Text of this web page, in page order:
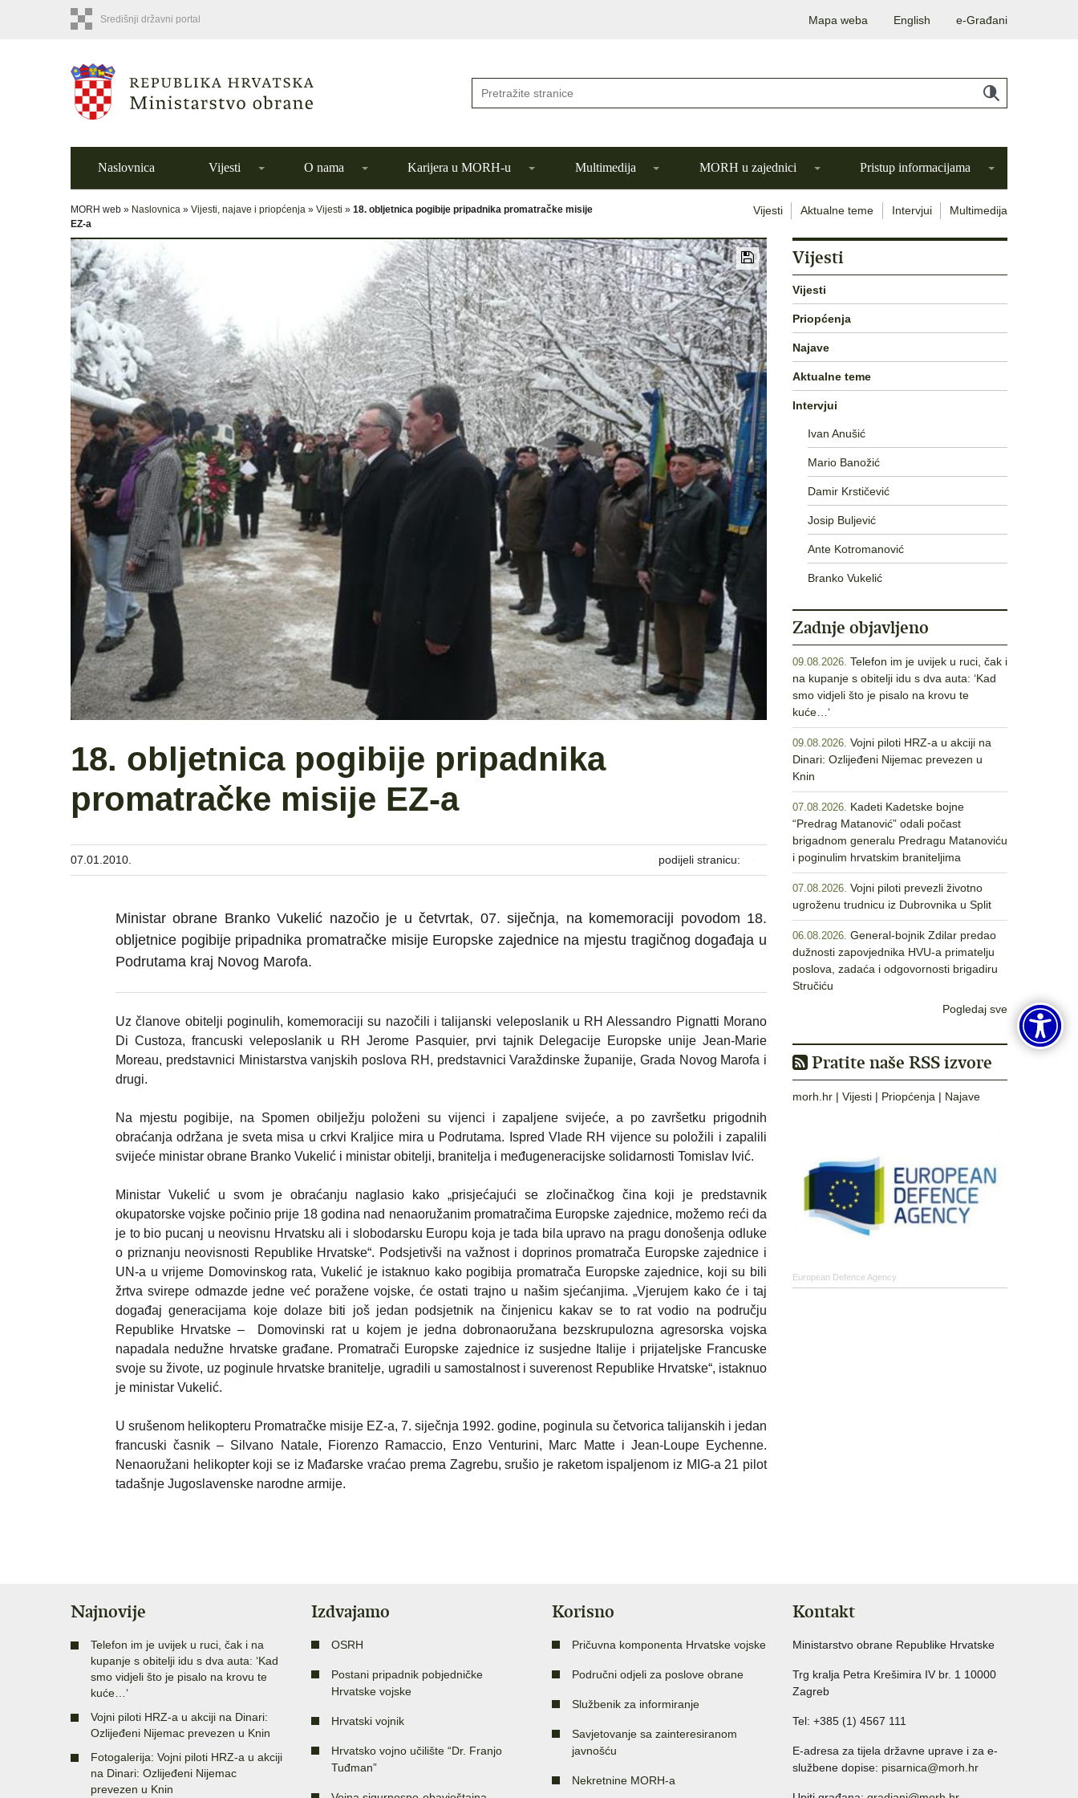
Središnji državni portal Mapa weba English e-Građani
Naslovnica Vijesti O nama Karijera u MORH-u Multimedija MORH u zajednici Pristup informacijama
MORH web » Naslovnica » Vijesti, najave i priopćenja » Vijesti » 18. obljetnica pogibije pripadnika promatračke misije
EZ-a
Vijesti Aktualne teme Intervjui Multimedija
18. obljetnica pogibije pripadnika
promatračke misije EZ-a
07.01.2010. podijeli stranicu:
Ministar obrane Branko Vukelić nazočio je u četvrtak, 07. siječnja, na komemoraciji povodom 18.
obljetnice pogibije pripadnika promatračke misije Europske zajednice na mjestu tragičnog događaja u
Podrutama kraj Novog Marofa.
Uz članove obitelji poginulih, komemoraciji su nazočili i talijanski veleposlanik u RH Alessandro Pignatti Morano
Di Custoza, francuski veleposlanik u RH Jerome Pasquier, prvi tajnik Delegacije Europske unije Jean-Marie
Moreau, predstavnici Ministarstva vanjskih poslova RH, predstavnici Varaždinske županije, Grada Novog Marofa i
drugi.
Na mjestu pogibije, na Spomen obilježju položeni su vijenci i zapaljene svijeće, a po završetku prigodnih
obraćanja održana je sveta misa u crkvi Kraljice mira u Podrutama. Ispred Vlade RH vijence su položili i zapalili
svijeće ministar obrane Branko Vukelić i ministar obitelji, branitelja i međugeneracijske solidarnosti Tomislav Ivić.
Ministar Vukelić u svom je obraćanju naglasio kako „prisjećajući se zločinačkog čina koji je predstavnik
okupatorske vojske počinio prije 18 godina nad nenaoružanim promatračima Europske zajednice, možemo reći da
je to bio pucanj u neovisnu Hrvatsku ali i slobodarsku Europu koja je tada bila upravo na pragu donošenja odluke
o priznanju neovisnosti Republike Hrvatske“. Podsjetivši na važnost i doprinos promatrača Europske zajednice i
UN-a u vrijeme Domovinskog rata, Vukelić je istaknuo kako pogibija promatrača Europske zajednice, koji su bili
žrtva svirepe odmazde jedne već poražene vojske, će ostati trajno u našim sjećanjima. „Vjerujem kako će i taj
događaj generacijama koje dolaze biti još jedan podsjetnik na činjenicu kakav se to rat vodio na području
Republike Hrvatske –
Domovinski rat u kojem je jedna dobronaoružana bezskrupulozna agresorska vojska
napadala nedužne hrvatske građane. Promatrači Europske zajednice iz susjedne Italije i prijateljske Francuske
svoje su živote, uz poginule hrvatske branitelje, ugradili u samostalnost i suverenost Republike Hrvatske“, istaknuo
je ministar Vukelić.
U srušenom helikopteru Promatračke misije EZ-a, 7. siječnja 1992. godine, poginula su četvorica talijanskih i jedan
francuski časnik – Silvano Natale, Fiorenzo Ramaccio, Enzo Venturini, Marc Mattei Jean-Loupe Eychenne.
Nenaoružani helikopter koji se iz Mađarske vraćao prema Zagrebu, srušio je raketom ispaljenom iz MIG-a 21 pilot
tadašnje Jugoslavenske narodne armije.
Vijesti
Vijesti
Priopćenja
Najave
Aktualne teme
Intervjui
Ivan Anušić
Mario Banožić
Damir Krstičević
Josip Buljević
Ante Kotromanović
Branko Vukelić
Zadnje objavljeno
09.08.2026. Telefon im je uvijek u ruci, čak i
na kupanje s obitelji idu s dva auta: ‘Kad
smo vidjeli što je pisalo na krovu te
kuće…‘
09.08.2026. Vojni piloti HRZ-a u akciji na
Dinari: Ozlijeđeni Nijemac prevezen u
Knin
07.08.2026. Kadeti Kadetske bojne
“Predrag Matanović” odali počast
brigadnom generalu Predragu Matanoviću
i poginulim hrvatskim braniteljima
07.08.2026. Vojni piloti prevezli životno
ugroženu trudnicu iz Dubrovnika u Split
06.08.2026. General-bojnik Zdilar predao
dužnosti zapovjednika HVU-a primatelju
poslova, zadaća i odgovornosti brigadiru
Stručiću
Pogledaj sve
Pratite naše RSS izvore
morh.hr | Vijesti | Priopćenja | Najave
European Defence Agency
Najnovije
Telefon im je uvijek u ruci, čak i na
kupanje s obitelji idu s dva auta: ‘Kad
smo vidjeli što je pisalo na krovu te
kuće…‘
Vojni piloti HRZ-a u akciji na Dinari:
Ozlijeđeni Nijemac prevezen u Knin
Fotogalerija: Vojni piloti HRZ-a u akciji
na Dinari: Ozlijeđeni Nijemac
prevezen u Knin
Izdvajamo
OSRH
Postani pripadnik pobjedničke
Hrvatske vojske
Hrvatski vojnik
Hrvatsko vojno učilište “Dr. Franjo
Tuđman”
Korisno
Pričuvna komponenta Hrvatske vojske
Područni odjeli za poslove obrane
Službenik za informiranje
Savjetovanje sa zainteresiranom
javnošću
Nekretnine MORH-a
Kontakt
Ministarstvo obrane Republike Hrvatske
Trg kralja Petra Krešimira IV br. 1 10000
Zagreb
Tel: +385 (1) 4567 111
E-adresa za tijela državne uprave i za e-
službene dopise: pisarnica@morh.hr